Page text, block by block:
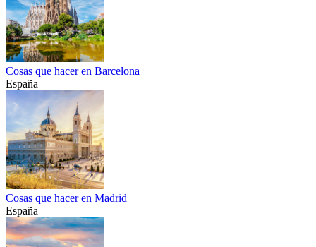
Cosas que hacer en Barcelona
España
Cosas que hacer en Madrid
España